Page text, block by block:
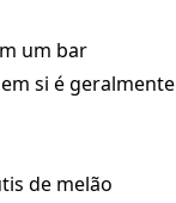
um bar
si é geralmente
de melão